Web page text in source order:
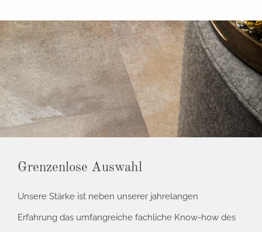
Grenzenlose Auswahl
Unsere Stärke ist neben unserer jahrelangen
Erfahrung das umfangreiche fachliche Know-how des